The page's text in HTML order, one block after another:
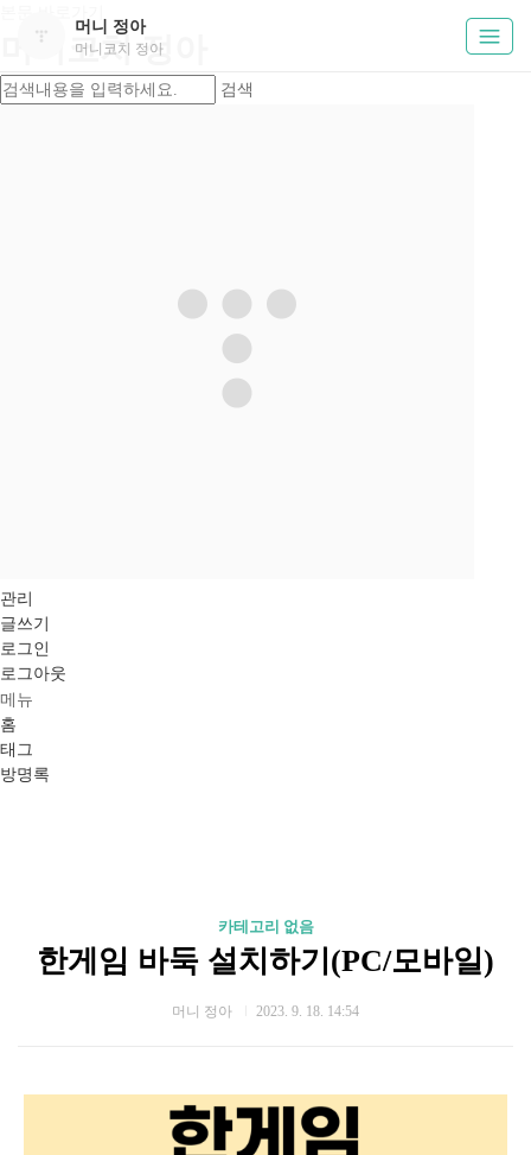
머니코치 정아
검색
관리
글쓰기
로그인
로그아웃
메뉴
홈
태그
방명록
머니 정아
머니코치 정아
카테고리 없음
한게임 바둑 설치하기(PC/모바일)
머니 정아 2023. 9. 18. 14:54